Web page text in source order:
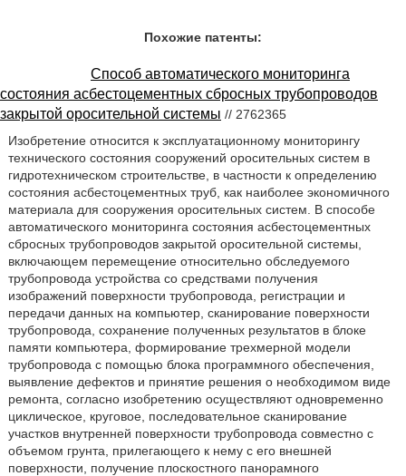
Похожие патенты:
Способ автоматического мониторинга
состояния асбестоцементных сбросных трубопроводов
закрытой оросительной системы // 2762365
Изобретение относится к эксплуатационному мониторингу
технического состояния сооружений оросительных систем в
гидротехническом строительстве, в частности к определению
состояния асбестоцементных труб, как наиболее экономичного
материала для сооружения оросительных систем. В способе
автоматического мониторинга состояния асбестоцементных
сбросных трубопроводов закрытой оросительной системы,
включающем перемещение относительно обследуемого
трубопровода устройства со средствами получения
изображений поверхности трубопровода, регистрации и
передачи данных на компьютер, сканирование поверхности
трубопровода, сохранение полученных результатов в блоке
памяти компьютера, формирование трехмерной модели
трубопровода с помощью блока программного обеспечения,
выявление дефектов и принятие решения о необходимом виде
ремонта, согласно изобретению осуществляют одновременно
циклическое, круговое, последовательное сканирование
участков внутренней поверхности трубопровода совместно с
объемом грунта, прилегающего к нему с его внешней
поверхности, получение плоскостного панорамного